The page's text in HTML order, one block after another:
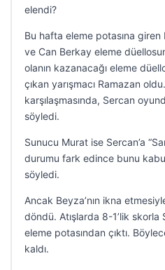
elendi?
Bu hafta eleme potasına
ve Can Berkay eleme
olanın kazanacağı eleme
çıkan yarışmacı Ramazan
karşılaşmasında, Sercan
söyledi.
Sunucu Murat ise Sercan’a
durumu fark edince bunu
söyledi.
Ancak Beyza’nın ikna
döndü. Atışlarda 8-1’lik
eleme potasından çıktı.
kaldı.